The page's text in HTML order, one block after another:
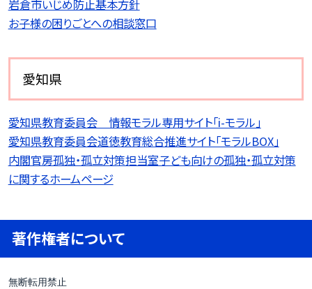
岩倉市いじめ防止基本方針
お子様の困りごとへの相談窓口
愛知県
愛知県教育委員会 情報モラル専用サイト「i-モラル」
愛知県教育委員会道徳教育総合推進サイト「モラルBOX」
内閣官房孤独・孤立対策担当室子ども向けの孤独・孤立対策
に関するホームページ
著作権者について
無断転用禁止